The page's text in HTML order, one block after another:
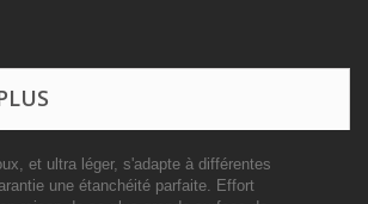
et ultra léger, s'adapte à différentes
une étanchéité parfaite. Effort